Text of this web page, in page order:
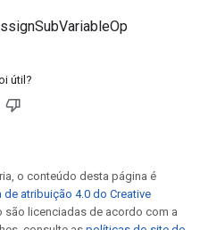
útil?
o conteúdo desta página é
de atribuição 4.0 do Creative
são licenciadas de acordo com a